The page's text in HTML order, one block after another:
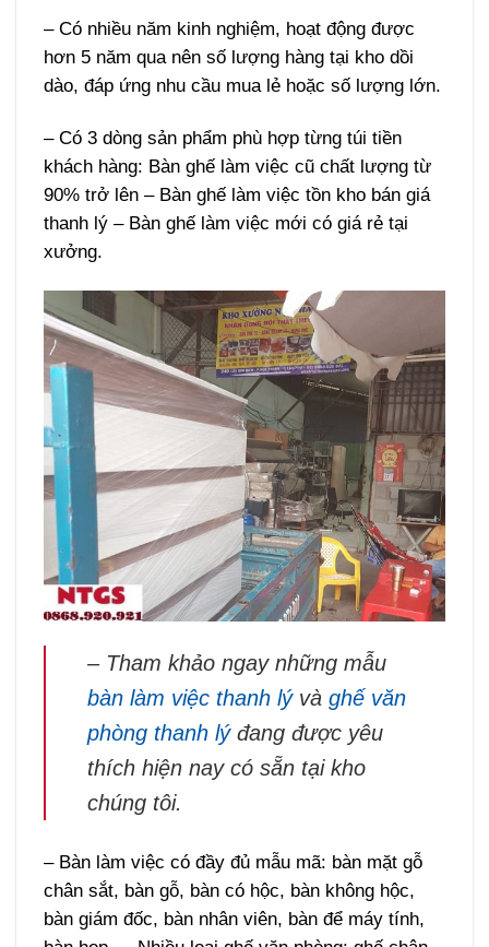
– Có nhiều năm kinh nghiệm, hoạt động được
hơn 5 năm qua nên số lượng hàng tại kho dồi
dào, đáp ứng nhu cầu mua lẻ hoặc số lượng lớn.
– Có 3 dòng sản phẩm phù hợp từng túi tiền
khách hàng: Bàn ghế làm việc cũ chất lượng từ
90% trở lên – Bàn ghế làm việc tồn kho bán giá
thanh lý – Bàn ghế làm việc mới có giá rẻ tại
xưởng.
– Tham khảo ngay những mẫu
bàn làm việc thanh lývà ghế văn
phòng thanh lýđang được yêu
thích hiện nay có sẵn tại kho
chúng tôi.
– Bàn làm việc có đầy đủ mẫu mã: bàn mặt gỗ
chân sắt, bàn gỗ, bàn có hộc, bàn không hộc,
bàn giám đốc, bàn nhân viên, bàn để máy tính,